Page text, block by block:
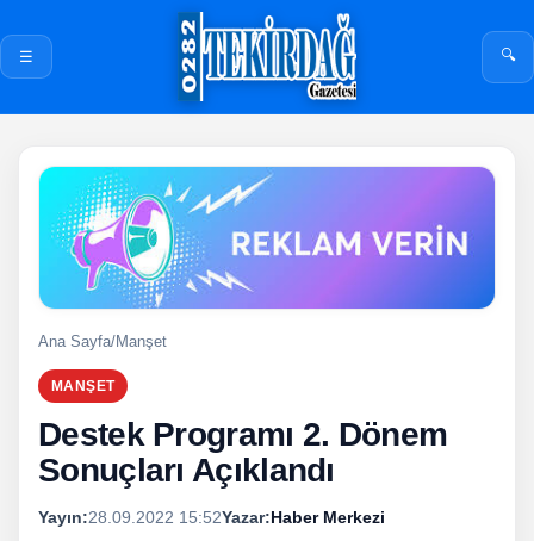
☰ 🔍
Ana Sayfa/Manşet
MANŞET
Destek Programı 2. Dönem
Sonuçları Açıklandı
Yayın:28.09.2022 15:52Yazar:Haber Merkezi